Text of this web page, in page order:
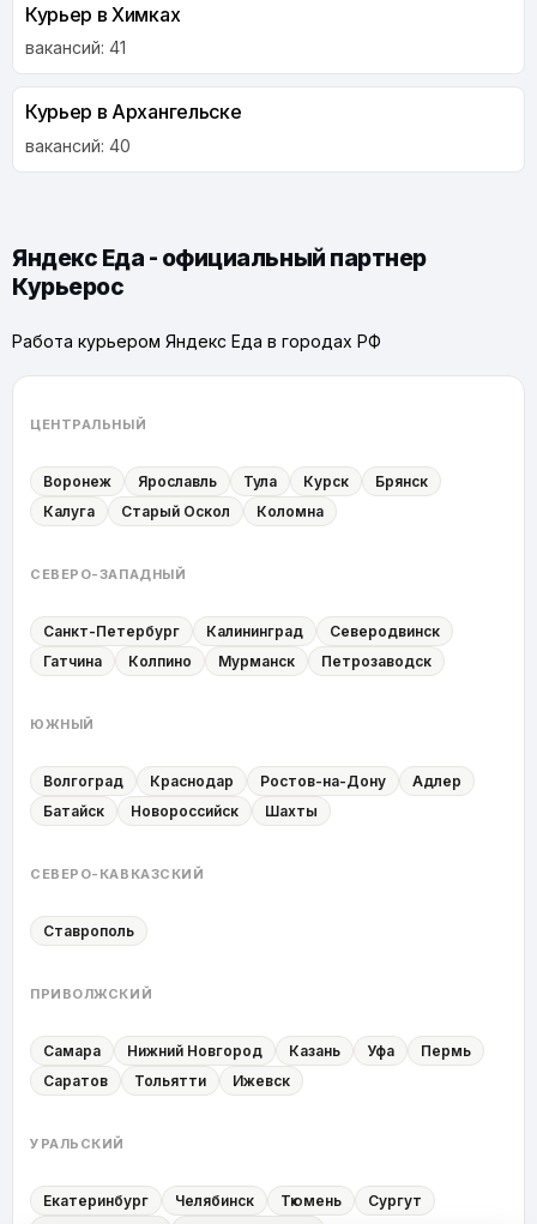
Курьер в Химках
вакансий: 41
Курьер в Архангельске
вакансий: 40
Яндекс Еда - официальный партнер
Курьерос
Работа курьером Яндекс Еда в городах РФ
ЦЕНТРАЛЬНЫЙ
Воронеж Ярославль Тула Курск
Брянск
Калуга
Старый Оскол Коломна
СЕВЕРО-ЗАПАДНЫЙ
Санкт-Петербург Калининград
Северодвинск
Гатчина
Колпино Мурманск Петрозаводск
ЮЖНЫЙ
Волгоград Краснодар Ростов-на-Дону
Адлер
Батайск
Новороссийск Шахты
СЕВЕРО-КАВКАЗСКИЙ
Ставрополь
ПРИВОЛЖСКИЙ
Самара Нижний Новгород Казань Уфа
Пермь
Саратов
Тольятти Ижевск
УРАЛЬСКИЙ
Екатеринбург Челябинск Тюмень
Сургут